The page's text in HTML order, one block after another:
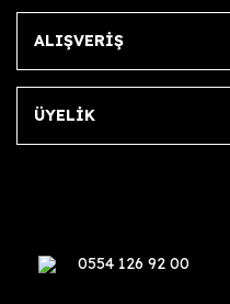
ALIŞVERİŞ
ÜYELİK
0554 126 92 00